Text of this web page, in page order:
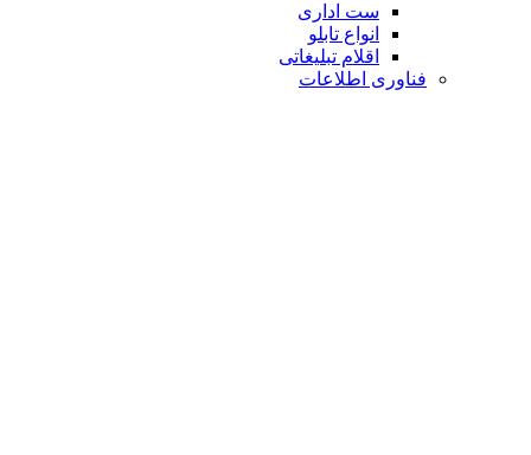
ست اداری
انواع تابلو
اقلام تبلیغاتی
فناوری اطلاعات